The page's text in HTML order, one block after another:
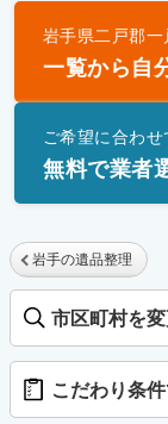
優良業者
一般財団法
士」資格を持
岩手県二戸郡一
一覧から自
ご希望に合わ
無料で業者
岩手の遺品整理
市区町村を
こだわり条